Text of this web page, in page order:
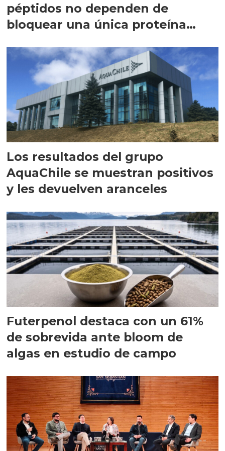
péptidos no dependen de
bloquear una única proteína
Los resultados del grupo
AquaChile se muestran positivos
y les devuelven aranceles
Futerpenol destaca con un 61%
de sobrevida ante bloom de
algas en estudio de campo